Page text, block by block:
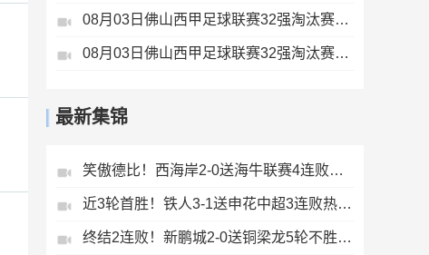
08月03日佛山西甲足球联赛32强淘汰赛广东客家青年VS广州英华思力U17全场录像
08月03日佛山西甲足球联赛32强淘汰赛广州求信VS顺德新青年全场录像
最新集锦
笑傲德比！西海岸2-0送海牛联赛4连败海牛仍垫底西海岸升至第二
近3轮首胜！铁人3-1送申花中超3连败热菲尼奥双响邦本宜裕传射
终结2连败！新鹏城2-0送铜梁龙5轮不胜37岁姜至鹏破门韦斯利建功